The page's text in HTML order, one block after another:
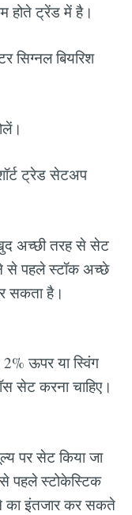
होते ट्रेंड में है।
सिग्नल बियरिश
ट्रेड सेटअप
अच्छी तरह से सेट
से पहले स्टॉक अच्छे
सकता है।
ऊपर या स्विंग
सेट करना चाहिए।
पर सेट किया जा
पहले स्टोकेस्टिक
इंतजार कर सकते